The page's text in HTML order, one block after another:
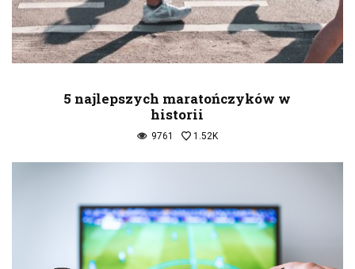
5 najlepszych maratończyków w
historii
9761 1.52K